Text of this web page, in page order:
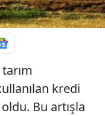
kredi
Bu artışla